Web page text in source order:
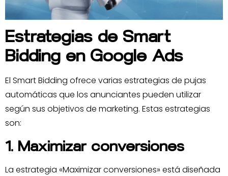
Estrategias de Smart
Bidding en Google Ads
El Smart Bidding ofrece varias estrategias de pujas
automáticas que los anunciantes pueden utilizar
según sus objetivos de marketing. Estas estrategias
son:
1. Maximizar conversiones
La estrategia «Maximizar conversiones» está diseñada